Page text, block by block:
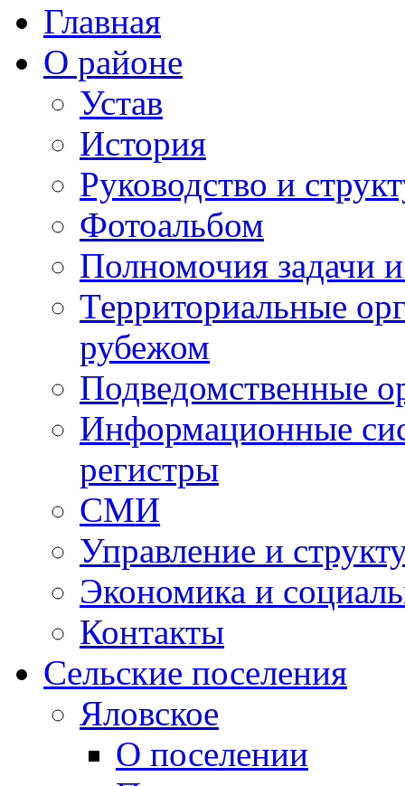
Главная
О районе
Устав
История
Руководство и
Фотоальбом
Полномочия задачи
Территориальные
рубежом
Подведомственные
Информационные
регистры
СМИ
Управление и
Экономика и
Контакты
Сельские поселения
Яловское
О поселении